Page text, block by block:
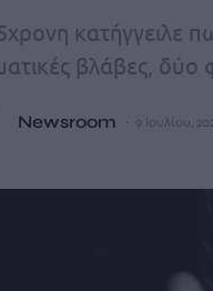
κατήγγειλε
βλάβες, δύο
Newsroom 9 Ιουλίου,